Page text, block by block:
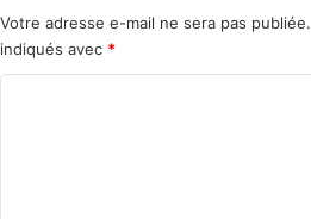
Votre adresse e-mail ne sera pas publiée.
indiqués avec *